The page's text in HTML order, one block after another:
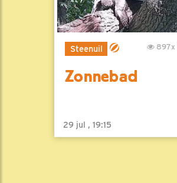
Steenuil 897x
Zonnebad
29 jul , 19:15